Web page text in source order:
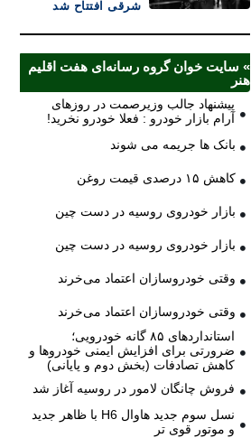
شرقی افتتاح شد
» سایت خوان گروه رسانه‌ای هفت اقلیم
هنر
پیشنهاد جالب وزیرصمت در روزهای
آرام بازار خودرو : فعلا خودرو نخرید!
بانک ها جریمه می شوند
کاهش ۱۵ درصدی قیمت روغن
بازار خودروی روسیه در دست چین
بازار خودروی روسیه در دست چین
وقتی خودروسازان اعتماد می‌خرند
وقتی خودروسازان اعتماد می‌خرند
استانداردهای ۸۵ گانه خودرویی؛
ضرورتی برای افزایش ایمنی خودروها و
کاهش تصادفات (بخش دوم و پایانی)
فروش چانگان لامور در روسیه آغاز شد
نسل سوم جدید هاوال H6 با ظاهر جدید
و موتور قوی تر